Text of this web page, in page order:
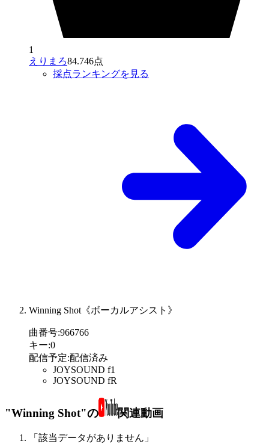
1
えりまろ84.746点
採点ランキングを見る
Winning Shot《ボーカルアシスト》
曲番号:966766
キー:0
配信予定:配信済み
JOYSOUND f1
JOYSOUND fR
"Winning Shot"の 関連動画
「該当データがありません」